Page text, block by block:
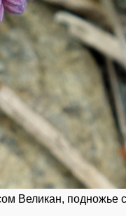
Великан, подножье